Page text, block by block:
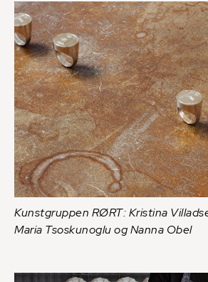
Kunstgruppen RØRT: Kristina
Maria Tsoskunoglu og Nanna Obel